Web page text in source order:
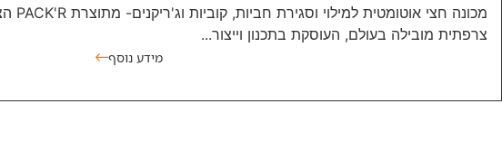
צרפתית מובילה בעולם, העוסקת בתכנון וייצור...
מידע נוסף